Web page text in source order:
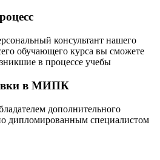
консультант нашего
обучающего курса вы сможете
в процессе учебы
в МИПК
дополнительного
дипломированным специалистом